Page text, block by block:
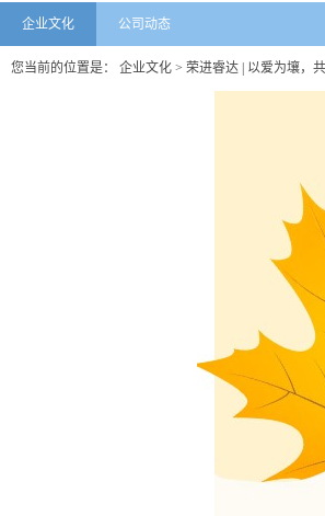
企业文化 公司动态
您当前的位置是： 企业文化 > 荣进睿达 | 以爱为壤，